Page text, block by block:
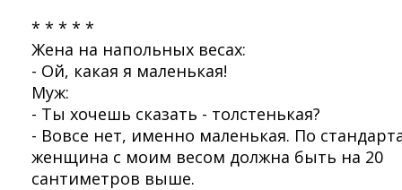
* * * * *
Жена на напольных весах:
- Ой, какая я маленькая!
Муж:
- Ты хочешь сказать - толстенькая?
- Вовсе нет, именно маленькая. По
женщина с моим весом должна быть на 20
сантиметров выше.